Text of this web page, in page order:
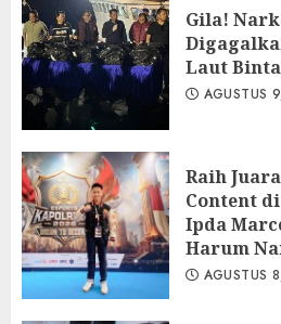
Gila!
Laut
AGUSTUS
Raih
Content
Ipda
Harum
AGUSTUS